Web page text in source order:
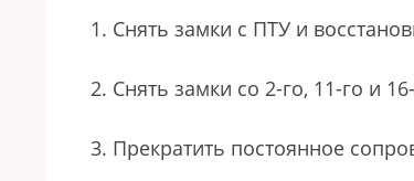
1. Снять замки с ПТУ и
2. Снять замки со 2-го, 11-го и
3. Прекратить постоянное